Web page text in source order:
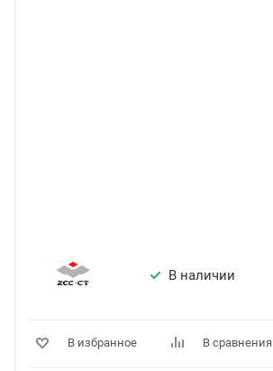
В наличии
В избранное В сравнения